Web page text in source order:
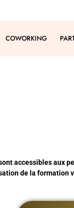
COWORKING
accessibles aux
de la formation